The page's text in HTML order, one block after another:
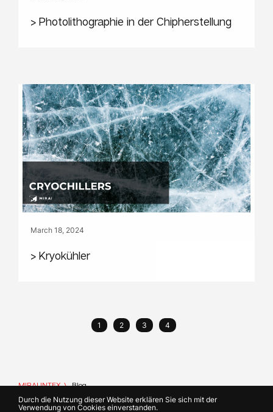
> Photolithographie in der Chipherstellung
March 18, 2024
> Kryokühler
1 2 3 4
MIRAI INTEX
Blog
Durch die Nutzung dieser Website erklären Sie sich mit der
Verwendung von Cookies einverstanden.